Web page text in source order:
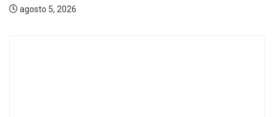
agosto 6, 2026